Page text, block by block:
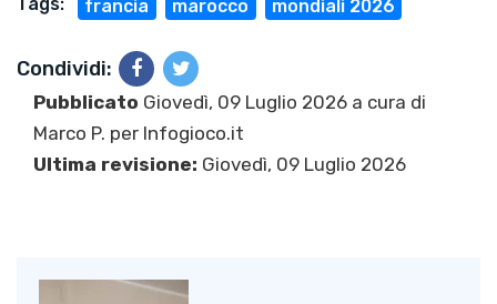
francia marocco mondiali 2026
Condividi:
Pubblicato Giovedì, 09 Luglio 2026 a cura di
Marco P. per Infogioco.it
Ultima revisione: Giovedì, 09 Luglio 2026